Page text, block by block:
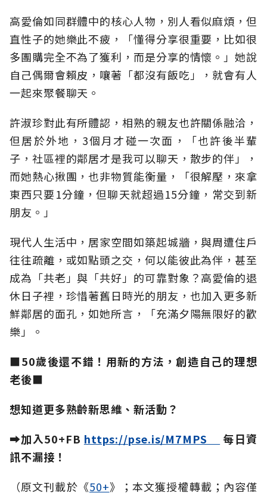
高愛倫如同群體中的核心人物，別人看似麻煩，但
直性子的她樂此不疲，「懂得分享很重要，比如很
多團購完全不為了獲利，而是分享的情懷。」她說
自己偶爾會賴皮，嚷著「都沒有飯吃」，就會有人
一起來聚餐聊天。
許淑珍對此有所體認，相熟的親友也許關係融洽，
但居於外地，3個月才碰一次面，「也許後半輩
子，社區裡的鄰居才是我可以聊天，散步的伴」，
而她熱心揪團，也非物質能衡量，「很解壓，來拿
東西只要1分鐘，但聊天就超過15分鐘，常交到新
朋友。」
現代人生活中，居家空間如築起城牆，與周遭住戶
往往疏離，或如點頭之交，何以能彼此為伴，甚至
成為「共老」與「共好」的可靠對象？高愛倫的退
休日子裡，珍惜著舊日時光的朋友，也加入更多新
鮮鄰居的面孔，如她所言，「充滿夕陽無限好的歡
樂」。
■50歲後還不錯！用新的方法，創造自己的理想
老後■
想知道更多熟齡新思維、新活動？
➡加入50+FB https://pse.is/M7MPS
每日資
訊不漏接！
（原文刊載於《50+》；本文獲授權轉載；內容僅